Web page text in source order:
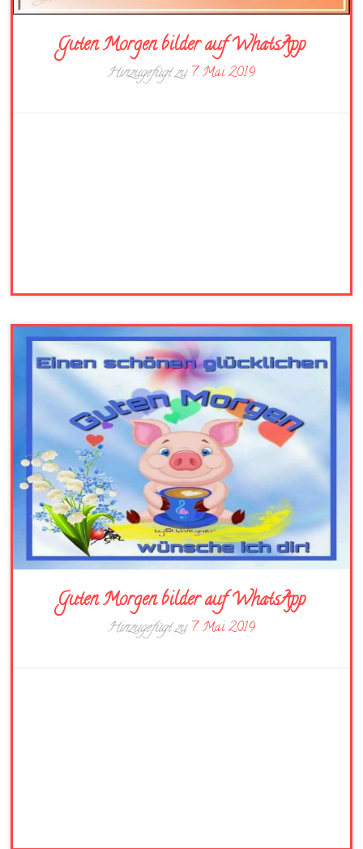
Guten Morgen bilder auf WhatsApp
Hinzugefügt zu7. Mai 2019
Guten Morgen bilder auf WhatsApp
Hinzugefügt zu7. Mai 2019